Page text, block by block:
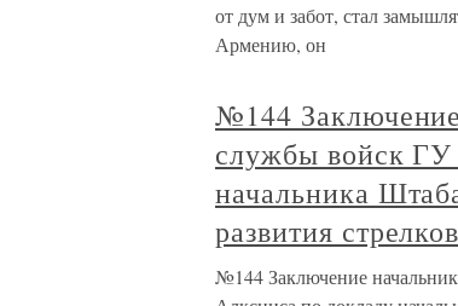
от дум и забот, стал
Армению, он
№144
службы войск
начальника
развития
№144 Заключение